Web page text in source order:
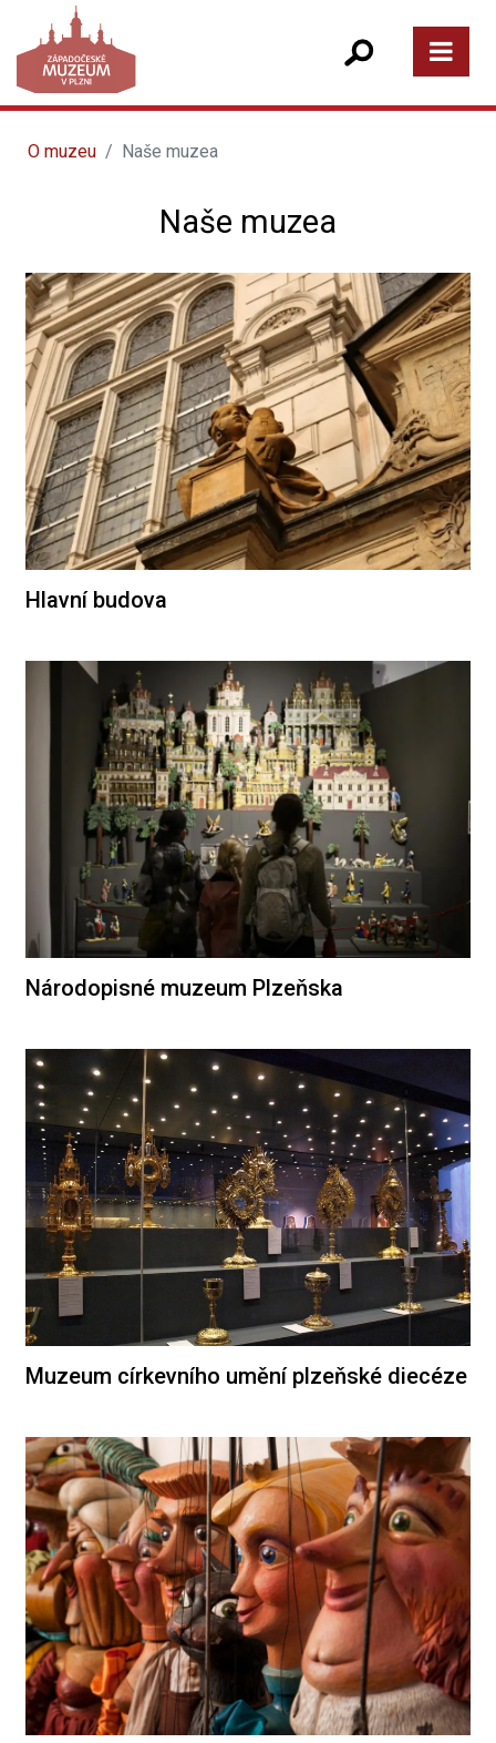
O muzeu Naše muzea
Naše muzea
Hlavní budova
Národopisné muzeum Plzeňska
Muzeum církevního umění plzeňské diecéze